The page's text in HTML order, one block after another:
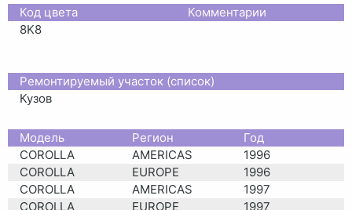
Код цвета
Комментарии
8K8
Ремонтируемый участок (список)
Кузов
Moдель Регион
Год
COROLLA
AMERICAS
1996
COROLLA
EUROPE
1996
COROLLA
AMERICAS
1997
COROLLA
EUROPE
1997